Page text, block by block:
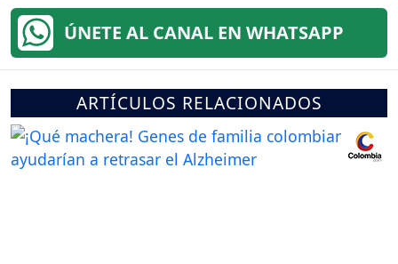
ÚNETE AL CANAL EN WHATSAPP
ARTÍCULOS RELACIONADOS